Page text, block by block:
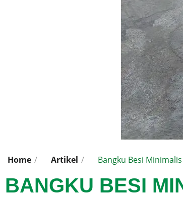
Home / Artikel / Bangku Besi
BANGKU BESI